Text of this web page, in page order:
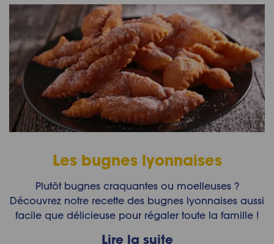
Les bugnes lyonnaises
Plutôt bugnes craquantes ou moelleuses ?
Découvrez notre recette des bugnes lyonnaises aussi
facile que délicieuse pour régaler toute la famille !
Lire la suite